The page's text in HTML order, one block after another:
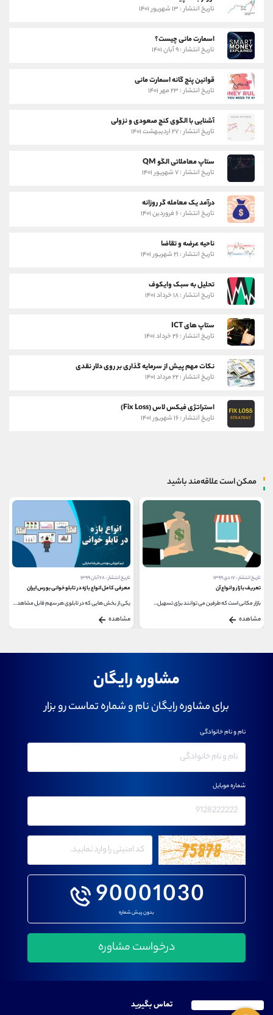
تاریخ انتشار : ۱۳ شهریور ۱۴۰۱
اسمارت مانی چیست؟
تاریخ انتشار : ۹ آبان ۱۴۰۱
قوانین پنج گانه اسمارت مانی
تاریخ انتشار : ۲۳ مهر ۱۴۰۱
آشنایی با الگوی کنج صعودی و نزولی
تاریخ انتشار : ۲۷ اردیبهشت ۱۴۰۱
ستاپ معاملاتی الگو QM
تاریخ انتشار : ۷ شهریور ۱۴۰۱
درآمد یک معامله گر روزانه
تاریخ انتشار : ۶ فروردین ۱۴۰۱
ناحیه عرضه و تقاضا
تاریخ انتشار : ۲۱ شهریور ۱۴۰۱
تحلیل به سبک وایکوف
تاریخ انتشار : ۱۸ خرداد ۱۴۰۱
ستاپ های ICT
تاریخ انتشار : ۲۶ خرداد ۱۴۰۱
نکات مهم پیش از سرمایه گذاری بر روی دلار نقدی
تاریخ انتشار : ۲۲ مرداد ۱۴۰۱
استراتژی فیکس لاس (Fix Loss)
تاریخ انتشار : ۱۶ شهریور ۱۴۰۱
ممکن است علاقه‌مند باشید
تاریخ انتشار : ۱۷ دی ۱۳۹۹
تعریف بازار و انواع آن
بازار مکانی است که طرفین می توانند برای تسهیل...
مشاهده
تاریخ انتشار : ۲۸ آبان ۱۳۹۹
معرفی کامل انواع بازه در تابلو خوانی بورس ایران
یکی از بخش هایی که در تابلوی هر سهم قابل مشاهده...
مشاهده
مشاوره رایگان
برای مشاوره رایگان نام و شماره تماست رو بزار
90001030
بدون پیش شماره
نام و نام خانوادگی
شماره موبایل
تماس بگیرید